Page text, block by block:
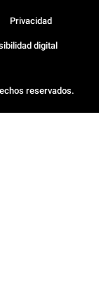
reservados.
Privacidad
digital